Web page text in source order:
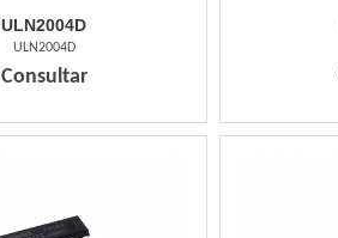
ULN2004D
ULN2004D
Consultar